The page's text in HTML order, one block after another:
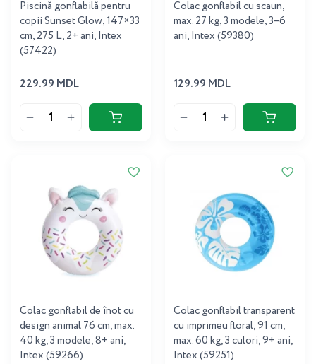
Piscină gonflabilă pentru
copii Sunset Glow, 147×33
cm, 275 L, 2+ ani, Intex
(57422)
229.99 MDL
Colac gonflabil cu scaun,
max. 27 kg, 3 modele, 3–6
ani, Intex (59380)
129.99 MDL
Colac gonflabil de înot cu
design animal 76 cm, max.
40 kg, 3 modele, 8+ ani,
Intex (59266)
Colac gonflabil transparent
cu imprimeu floral, 91 cm,
max. 60 kg, 3 culori, 9+ ani,
Intex (59251)